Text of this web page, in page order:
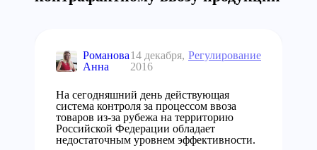
Романова
Анна
14 декабря,
2016
Регулирование
На сегодняшний день действующая
система контроля за процессом ввоза
товаров из-за рубежа на территорию
Российской Федерации обладает
недостаточным уровнем эффективности.